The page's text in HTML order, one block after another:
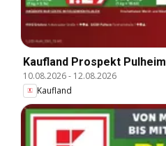
Kaufland Prospekt Pulheim
10.08.2026- 12.08.2026
Kaufland